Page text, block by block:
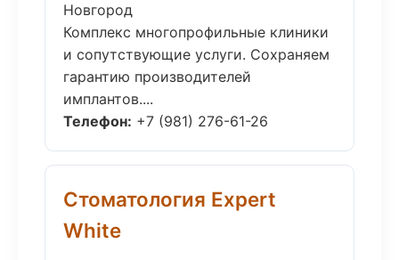
Новгород
Комплекс многопрофильные клиники
и сопутствующие услуги. Сохраняем
гарантию производителей
имплантов....
Телефон: +7 (981) 276-61-26
Стоматология Expert
White